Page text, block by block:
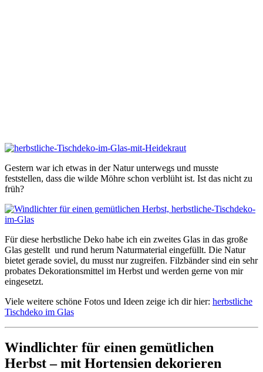
Gestern war ich etwas in der Natur unterwegs und musste
feststellen, dass die wilde Möhre schon verblüht ist. Ist das nicht zu
früh?
Für diese herbstliche Deko habe ich ein zweites Glas in das große
Glas gestellt und rund herum Naturmaterial eingefüllt. Die Natur
bietet gerade soviel, du musst nur zugreifen. Filzbänder sind ein sehr
probates Dekorationsmittel im Herbst und werden gerne von mir
eingesetzt.
Viele weitere schöne Fotos und Ideen zeige ich dir hier: herbstliche
Tischdeko im Glas
Windlichter für einen gemütlichen
Herbst – mit Hortensien dekorieren